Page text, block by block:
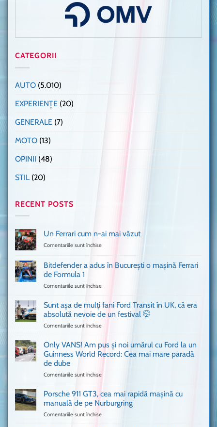
CATEGORII
AUTO (5.010)
EXPERIENȚE (20)
GENERALE (7)
MOTO (13)
OPINII (48)
STIL (20)
RECENT POSTS
Un Ferrari cum n-ai mai văzut
Comentariile sunt închise
Ferrari
cum
văzut
Bitdefender a adus în București o mașină Ferrari
de Formula 1
Comentariile sunt închise
a
în
mașină
Ferrari
Sunt așa de mulți fani Ford Transit în UK, că era
absolută nevoie de un festival 🤭
Comentariile sunt închise
așa
mulți
în
UK,
Only VANS! Am pus și noi umărul cu Ford la un
Guinness World Record: Cea mai mare paradă
de dube
Comentariile sunt închise
VANS!
Am
pus
Porsche 911 GT3, cea mai rapidă mașină cu
manuală de pe Nurburgring
Comentariile sunt închise